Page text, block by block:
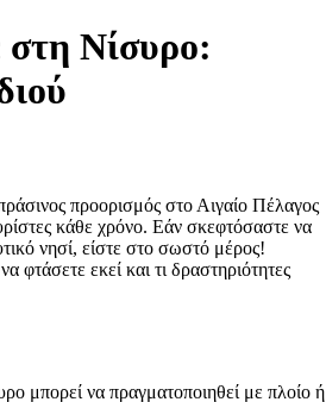
Νίσυρο:
προορισμός στο Αιγαίο Πέλαγος
κάθε χρόνο. Εάν σκεφτόσαστε να
νησί, είστε στο σωστό μέρος!
φτάσετε εκεί και τι δραστηριότητες
μπορεί να πραγματοποιηθεί με πλοίο ή